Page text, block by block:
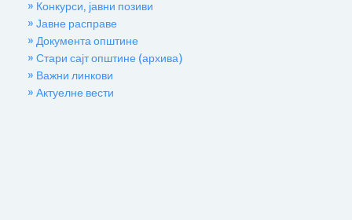
» Конкурси, јавни позиви
» Јавне расправе
» Документа општине
» Стари сајт општине (архива)
» Важни линкови
» Актуелне вести